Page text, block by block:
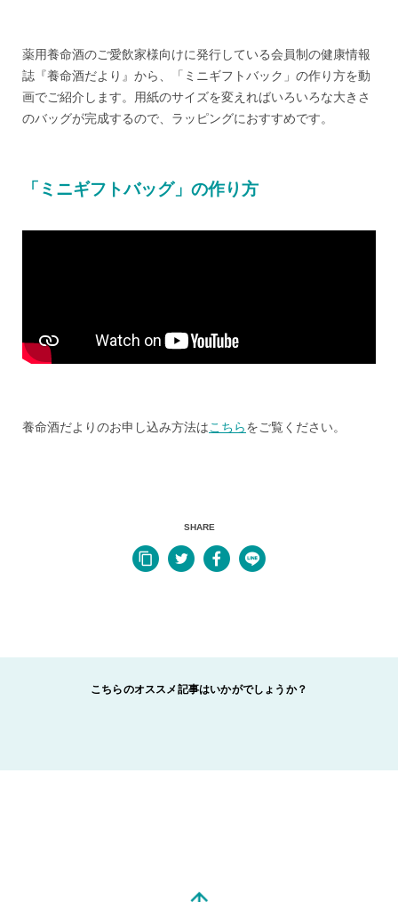
薬用養命酒のご愛飲家様向けに発行している会員制の健康情報
誌『養命酒だより』から、「ミニギフトバック」の作り方を動
画でご紹介します。用紙のサイズを変えればいろいろな大きさ
のバッグが完成するので、ラッピングにおすすめです。
「ミニギフトバッグ」の作り方
養命酒だよりのお申し込み方法はこちらをご覧ください。
SHARE
こちらのオススメ記事はいかがでしょうか？